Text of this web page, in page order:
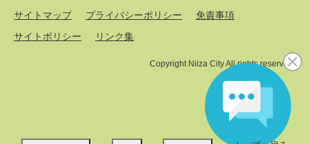
サイトマップ プライバシーポリシー
免責事項
サイトポリシー
リンク集
Copyright Niiza City All rights reserved.